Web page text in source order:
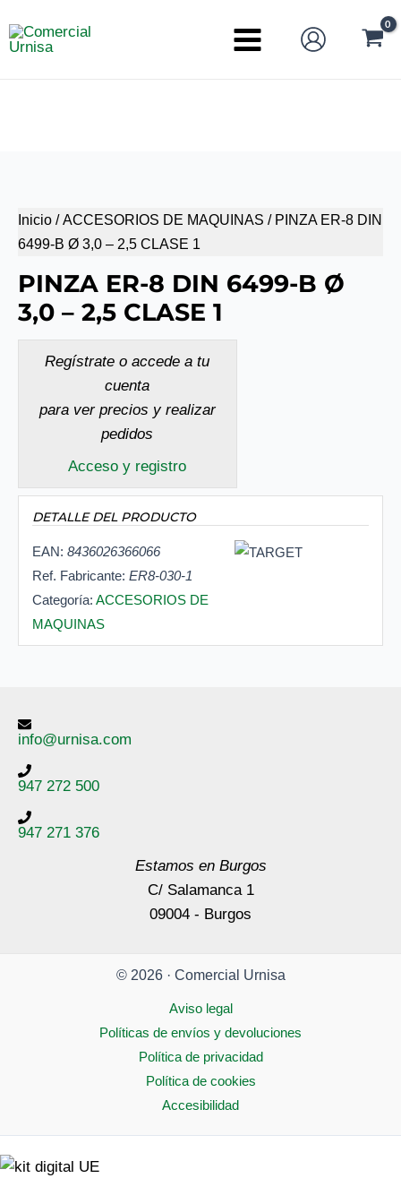
al
Main
Inicio /ACCESORIOS DE MAQUINAS / PINZA ER-8 DIN
6499-B Ø 3,0 – 2,5 CLASE 1
PINZA ER-8 DIN 6499-B Ø
3,0 – 2,5 CLASE 1
Regístrate o accede a tu
cuenta
para ver precios y realizar
pedidos
Acceso y registro
DETALLE DEL PRODUCTO
EAN: 8436026366066
Ref. Fabricante: ER8-030-1
Categoría: ACCESORIOS DE
MAQUINAS
info@urnisa.com
947 272 500
947 271 376
Estamos en Burgos
C/ Salamanca 1
09004 - Burgos
© 2026 · Comercial Urnisa
Aviso legal
Políticas de envíos y devoluciones
Política de privacidad
Política de cookies
Accesibilidad